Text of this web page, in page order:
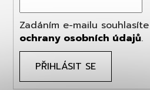
Zadáním e-mailu
ochrany osobních údajů.
PŘIHLÁSIT SE